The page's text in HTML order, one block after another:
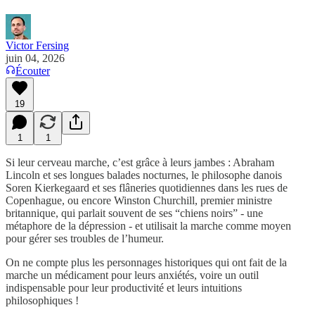
Victor Fersing
juin 04, 2026
Écouter
19
1 1
Si leur cerveau marche, c’est grâce à leurs jambes : Abraham
Lincoln et ses longues balades nocturnes, le philosophe danois
Soren Kierkegaard et ses flâneries quotidiennes dans les rues de
Copenhague, ou encore Winston Churchill, premier ministre
britannique, qui parlait souvent de ses “chiens noirs” - une
métaphore de la dépression - et utilisait la marche comme moyen
pour gérer ses troubles de l’humeur.
On ne compte plus les personnages historiques qui ont fait de la
marche un médicament pour leurs anxiétés, voire un outil
indispensable pour leur productivité et leurs intuitions
philosophiques !